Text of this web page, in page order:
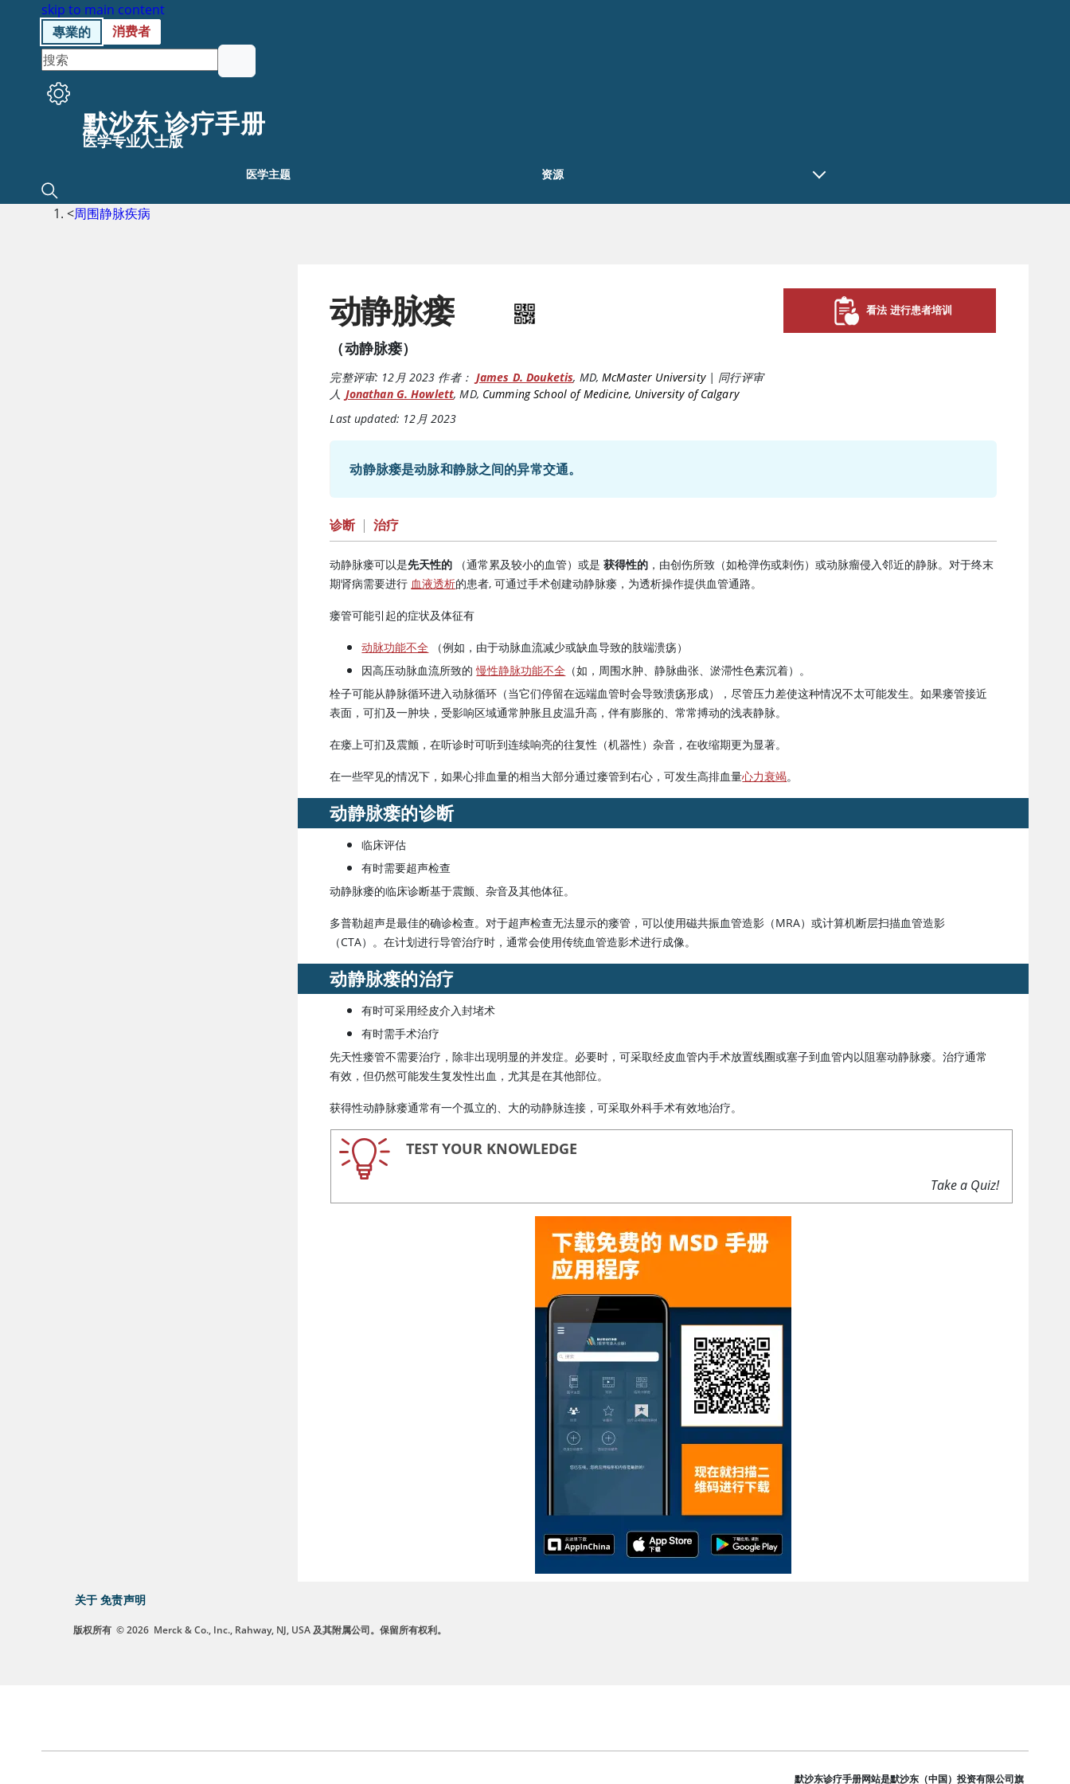
skip to main content
專業的
消费者
默沙东 诊疗手册
医学专业人士版
医学主题 资源
<周围静脉疾病
动静脉瘘
（动静脉瘘）
完整评审: 12月 2023 作者： James D. Douketis, MD,McMaster University| 同行评审
人 Jonathan G. Howlett,MD, Cumming School of Medicine, University of Calgary
Last updated: 12月 2023
看法 进行患者培训
动静脉瘘是动脉和静脉之间的异常交通。
诊断 | 治疗
动静脉瘘可以是先天性的 （通常累及较小的血管）或是获得性的 ，由创伤所致（如枪弹伤或刺伤）或动脉瘤侵入邻近的静脉。对于终末
期肾病需要进行 血液透析的患者, 可通过手术创建动静脉瘘，为透析操作提供血管通路。
瘘管可能引起的症状及体征有
动脉功能不全 （例如，由于动脉血流减少或缺血导致的肢端溃疡）
因高压动脉血流所致的慢性静脉功能不全 （如，周围水肿、静脉曲张、淤滞性色素沉着）。
栓子可能从静脉循环进入动脉循环（当它们停留在远端血管时会导致溃疡形成），尽管压力差使这种情况不太可能发生。如果瘘管接近
表面，可扪及一肿块，受影响区域通常肿胀且皮温升高，伴有膨胀的、常常搏动的浅表静脉。
在瘘上可扪及震颤，在听诊时可听到连续响亮的往复性（机器性）杂音，在收缩期更为显著。
在一些罕见的情况下，如果心排血量的相当大部分通过瘘管到右心，可发生高排血量心力衰竭。
动静脉瘘的诊断
临床评估
有时需要超声检查
动静脉瘘的临床诊断基于震颤、杂音及其他体征。
多普勒超声是最佳的确诊检查。对于超声检查无法显示的瘘管，可以使用磁共振血管造影（MRA）或计算机断层扫描血管造影
（CTA）。在计划进行导管治疗时，通常会使用传统血管造影术进行成像。
动静脉瘘的治疗
有时可采用经皮介入封堵术
有时需手术治疗
先天性瘘管不需要治疗，除非出现明显的并发症。必要时，可采取经皮血管内手术放置线圈或塞子到血管内以阻塞动静脉瘘。治疗通常
有效，但仍然可能发生复发性出血，尤其是在其他部位。
获得性动静脉瘘通常有一个孤立的、大的动静脉连接，可采取外科手术有效地治疗。
TEST YOUR KNOWLEDGE
Take a Quiz!
关于 免责声明
版权所有 © 2026 Merck & Co., Inc., Rahway, NJ, USA 及其附属公司。保留所有权利。
默沙东诊疗手册网站是默沙东（中国）投资有限公司旗